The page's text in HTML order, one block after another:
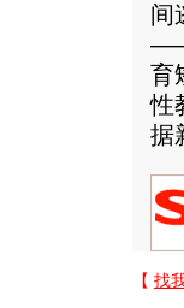
间
育
性
据